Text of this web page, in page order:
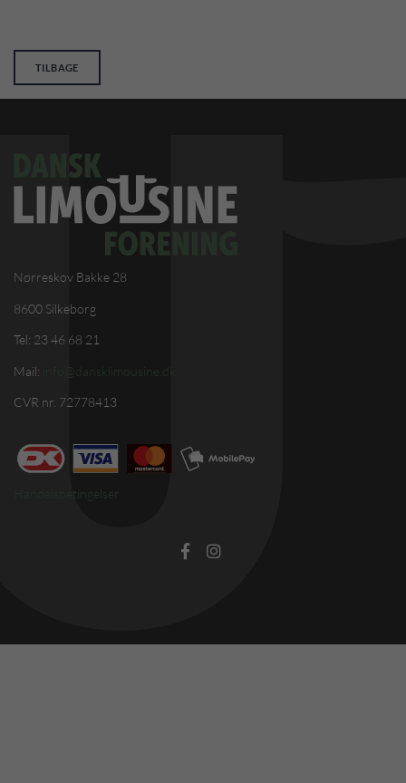
TILBAGE
Nørreskov Bakke 28
8600 Silkeborg
Tel: 23 46 68 21
Mail: info@dansklimousine.dk
CVR nr. 72778413
Handelsbetingelser